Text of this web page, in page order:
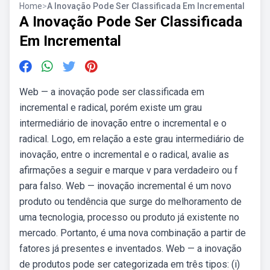
Home>A Inovação Pode Ser Classificada Em Incremental
A Inovação Pode Ser Classificada
Em Incremental
Web — a inovação pode ser classificada em
incremental e radical, porém existe um grau
intermediário de inovação entre o incremental e o
radical. Logo, em relação a este grau intermediário de
inovação, entre o incremental e o radical, avalie as
afirmações a seguir e marque v para verdadeiro ou f
para falso. Web — inovação incremental é um novo
produto ou tendência que surge do melhoramento de
uma tecnologia, processo ou produto já existente no
mercado. Portanto, é uma nova combinação a partir de
fatores já presentes e inventados. Web — a inovação
de produtos pode ser categorizada em três tipos: (i)